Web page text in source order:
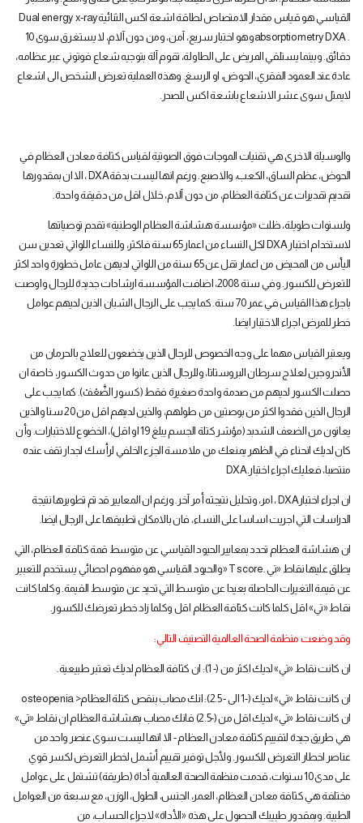
القياسي هو قياس مقدار الامتصاص لطاقة اشعة اكس الثنائيةDual energy x-ray
absorptiometry DXA .
وهو اختبار سريع، آمن، ومن دون آلام، لا يستغرق سوى 10
دقائق. وبينما يستلقي المريض على الطاولة، تقوم آلة بتوجيه شعاع فوتوني عبر عظامه،
عادة عند العمود الفقري، الحوض، او الرسغ. وهذه العملية تعرض الشخص الى اشعاع
لايمثل سوى عشر الاشعاع باشعة اكس للصدر .
والوسيلة الاخرى هي تقنيات الموجات فوق الصوتية لقياس كثافة معادن العظام في
الحوض، عظم الساق، الكعب، والاصبع. ورغم انها ليست بدقةDXA، الا ان بمقدورها
تقديم تقديرات عن كثافة العظام، من دون آلام، خلال اقل من دقيقة واحدة
ولسنوات طويلة، ظلت «مؤسسة هشاشة العظام الوطنية» تقدم توصياتها
لاستخدام اختبار DXA
لكل النساء من اعمار 65 سنة فاكثر، وللنساء اللواتي تعدين سن
اليأس من المحيض من اعمار تقل عن 65 سنة من اللواتي لديهن عامل خطورة واحد اكثر
للتعرض للكسور. وفي سنة 2008، اضافت المؤسسة ارشادات جديدة للرجال واوصت
باجراء هذا القياس في عمر 70 سنة. كما يجب على الرجال الشبان الذين لديهم عوامل
خطر للمرض اجراء الاختبار ايضا.
ويعتبر القياس مهما على وجه الخصوص للرجال الذين يخضعون للعلاج بالحرمان من
الأندروجين لعلاج سرطان البروستاتا، وللرجال الذين عانوا من حدوث الكسور، خاصة ان
حصلت الكسور لديهم من صدمة واحدة صغيرة فقط (كسور الضَّعْفْ). كما يجب على
الرجال الذين فقدوا اكثر من بوصتين من طولهم، والذين لديهم اقل من 20 سنا والذين
يعانون من الضعف الشدبد (مؤشر كتلة الجسم يبلغ 19 او اقل)، الخضوع للاختبارات. وأن
كان لديك انحناء في الظهر يمنعك من ملامسة الجزء الخلفي لرأسك لجدار تقف عنده
منتصبا، فعليك اجراء اختبار DXA.
ان اجراء اختبار DXA ، امر، وتحليل نتيجته أمر آخر. ورغم ان المعايير قد تم تطويرها نتيجة
الدراسات التي اجريت اساسا على النساء، فان بالامكان تطبيقها على الرجال ايضا
ان هشاشة العظام تحدد بمعايير الحيود القياسي عن متوسط قمة كثافة العظام، التي
يطلق عليها نقاط «تي» T score.والحيود القياسي هو مفهوم احصائي يستخدم للتعبير
عن قيمة التغيرات الحاصلة بعيدا عن متوسط التي تحيد عن متوسط القيمة. وكلما كانت
نقاط «تي» اقل كلما كانت كثافة العظام اقل وكلما زاد خطر تعرضك للكسور.
وقد وضعت منظمة الصحة العالمية التصنيف التالي:
ان كانت نقاط «تي» لديك اكثر من (- 1): ان كثافة العظام لديك تعتبر طبيعية
ان كانت نقاط «تي» لديك (-1 الى - 2.5): انك مصاب بنقص كتلة العظام
osteopenia >
ان كانت نقاط «تي» لديك اقل من (-2.5) فانك مصاب بهشاشة العظام ان نقاط «تي»
هي طريق جيدة لتقييم كثافة معادن العظام - الا انها ليست سوى عنصر واحد من
عناصر اخطار التعرض للكسور. ولأجل توفير تقييم أشمل لخطر التعرض لكسر قوي
على مدى 10 سنوات، قدمت منظمة الصحة العالمية أداة (طريقة) تشتمل على عوامل
مختلفة هي كثافة معادن العظام، العمر، الجنس، الطول، الوزن، مع سبعة من العوامل
الطبية. وبمقدور طبيبك الحصول على هذه «الأداة» لاجراء الحساب، من